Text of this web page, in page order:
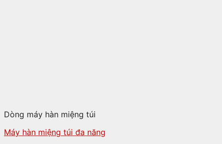
Dòng máy hàn miệng túi
Máy hàn miệng túi đa năng